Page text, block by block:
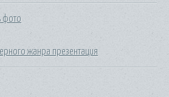
фото
жанра презентация